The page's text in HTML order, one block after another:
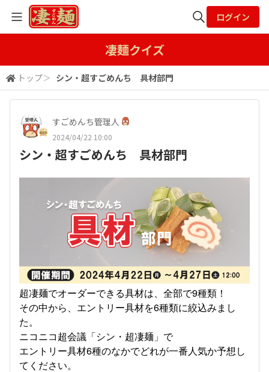
検索
ログイン
凄麺クイズ
トップ＞ シン・超すごめんち 具材部門
すごめんち管理人
2024/04/22 10:00
シン・超すごめんち 具材部門
超凄麺でオーダーできる具材は、全部で9種類！
その中から、エントリー具材を6種類に絞込みまし
た。
ニコニコ超会議「シン・超凄麺」で
エントリー具材6種のなかでどれが一番人気か予想し
てください。